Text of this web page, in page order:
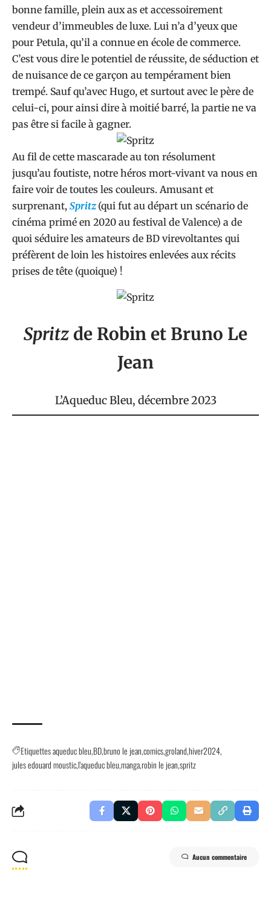
bonne famille, plein aux as et accessoirement
vendeur d’immeubles de luxe. Lui n’a d’yeux que
pour Petula, qu’il a connue en école de commerce.
C’est vous dire le potentiel de réussite, de séduction et
de nuisance de ce garçon au tempérament bien
trempé. Sauf qu’avec Hugo, et surtout avec le père de
celui-ci, pour ainsi dire à moitié barré, la partie ne va
pas être si facile à gagner.
Au fil de cette mascarade au ton résolument
jusqu’au foutiste, notre héros mort-vivant va nous en
faire voir de toutes les couleurs. Amusant et
surprenant, Spritz (qui fut au départ un scénario de
cinéma primé en 2020 au festival de Valence) a de
quoi séduire les amateurs de BD virevoltantes qui
préfèrent de loin les histoires enlevées aux récits
prises de tête (quoique) !
Spritzde Robin et Bruno Le
Jean
L’Aqueduc Bleu, décembre 2023
Etiquettesaqueduc bleu BDbruno le jeancomicsgrolandhiver2024
jules edouard mousticl'aqueduc bleumangarobin le jeanspritz
Aucun commentaire